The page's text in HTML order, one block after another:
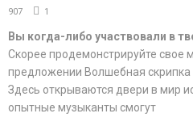
907
1
Вы когда-либо участвовали в
Скорее продемонстрируйте свое
предложении Волшебная скрипка
Здесь открываются двери в мир
опытные музыканты смогут